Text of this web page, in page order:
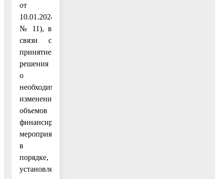
от
10.01.2024
№ 11), в
связи с
принятием
решения
о
необходимости
изменений
объемов
финансирования
мероприятий
в
порядке,
установленном